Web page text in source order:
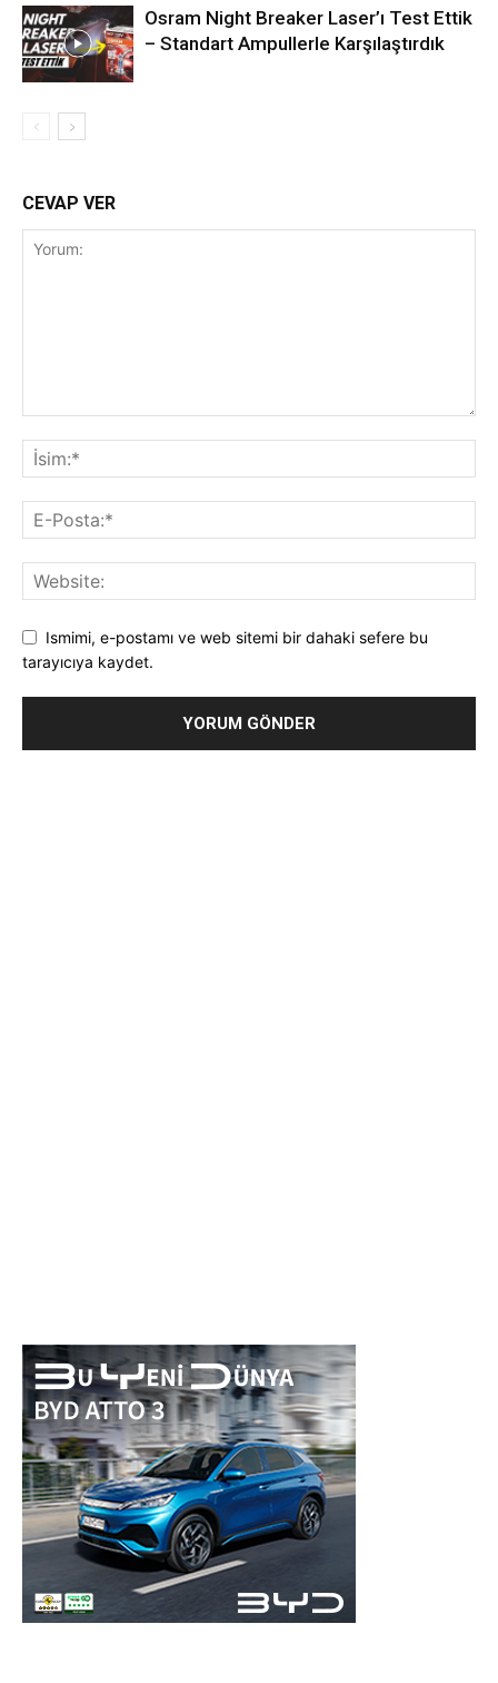
Osram Night Breaker Laser’ı Test Ettik
– Standart Ampullerle Karşılaştırdık
CEVAP VER
Ismimi, e-postamı ve web sitemi bir dahaki sefere bu
tarayıcıya kaydet.